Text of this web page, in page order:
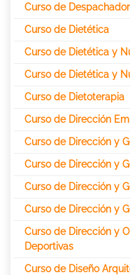
Curso de
Curso de Dietética
Curso de Dietética y
Curso de Dietética y
Curso de Dietoterapia
Curso de Dirección
Curso de Dirección y
Curso de Dirección y
Curso de Dirección y
Curso de Dirección y
Curso de Dirección y
Deportivas
Curso de Diseño